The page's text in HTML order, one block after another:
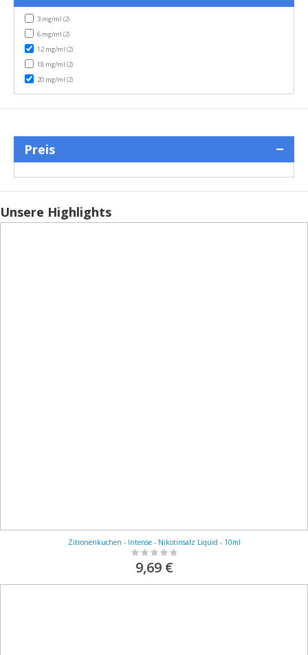
3 mg/ml(2)items
6 mg/ml(2)items
12 mg/ml(2)items
18 mg/ml(2)items
20 mg/ml(2)items
Preis
Unsere Highlights
Zitronenkuchen - Intense - Nikotinsalz Liquid - 10ml
Rating:
0%
9,69 €